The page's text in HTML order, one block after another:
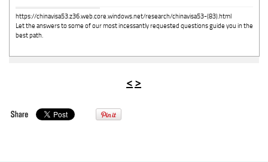
https://chinavisa53.z36.web.core.windows.net/research/chinavisa53-(83).html
Let the answers to some of our most incessantly requested questions guide you in the
best path.
< >